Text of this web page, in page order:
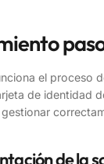
el proceso
de identidad
de la